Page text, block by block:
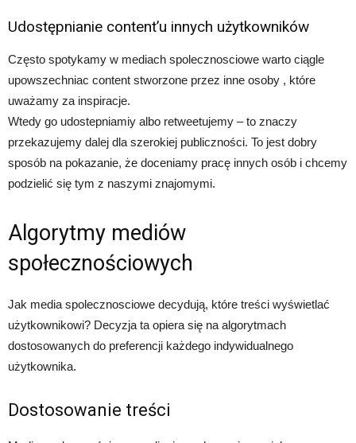
Udostępnianie content’u innych użytkowników
Często spotykamy w mediach spolecznosciowe warto ciągle
upowszechniac content stworzone przez inne osoby , które
uważamy za inspiracje.
Wtedy go udostepniamiy albo retweetujemy – to znaczy
przekazujemy dalej dla szerokiej publiczności. To jest dobry
sposób na pokazanie, że doceniamy pracę innych osób i chcemy
podzielić się tym z naszymi znajomymi.
Algorytmy mediów
społecznościowych
Jak media spolecznosciowe decydują, które treści wyświetlać
użytkownikowi? Decyzja ta opiera się na algorytmach
dostosowanych do preferencji każdego indywidualnego
użytkownika.
Dostosowanie treści